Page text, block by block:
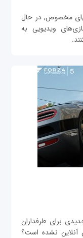
مخصوص, در حال
ویدیویی به
برای طرفداران
آنلاین نشده است؟